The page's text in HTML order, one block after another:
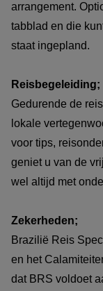
arrangement.
tabblad en die
staat ingepland.
Reisbegeleiding;
Gedurende de
lokale
voor tips,
geniet u van de
wel altijd met
Zekerheden;
Brazilië Reis
en het
dat BRS voldoet